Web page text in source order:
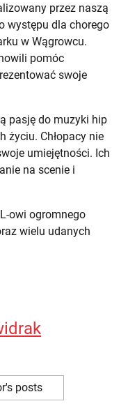
przez naszą
występu dla chorego
w Wągrowcu.
pomóc
swoje
pasję do muzyki hip
życiu. Chłopacy nie
umiejętności. Ich
na scenie i
owi ogromnego
wielu udanych
posts